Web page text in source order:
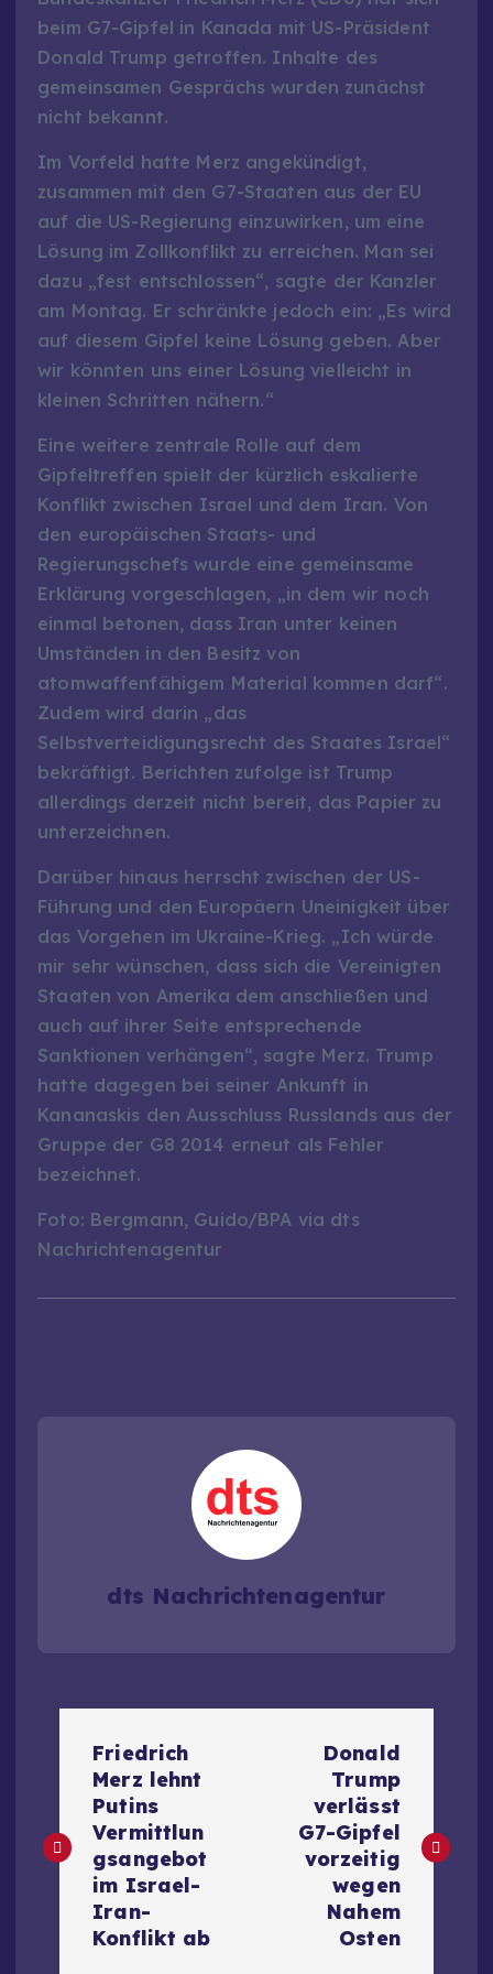
beim G7-Gipfel in Kanada mit US-Präsident
Donald Trump getroffen. Inhalte des
gemeinsamen Gesprächs wurden zunächst
nicht bekannt.
Im Vorfeld hatte Merz angekündigt,
zusammen mit den G7-Staaten aus der EU
auf die US-Regierung einzuwirken, um eine
Lösung im Zollkonflikt zu erreichen. Man sei
dazu „fest entschlossen“, sagte der Kanzler
am Montag. Er schränkte jedoch ein: „Es wird
auf diesem Gipfel keine Lösung geben. Aber
wir könnten uns einer Lösung vielleicht in
kleinen Schritten nähern.“
Eine weitere zentrale Rolle auf dem
Gipfeltreffen spielt der kürzlich eskalierte
Konflikt zwischen Israel und dem Iran. Von
den europäischen Staats- und
Regierungschefs wurde eine gemeinsame
Erklärung vorgeschlagen, „in dem wir noch
einmal betonen, dass Iran unter keinen
Umständen in den Besitz von
atomwaffenfähigem Material kommen darf“.
Zudem wird darin „das
Selbstverteidigungsrecht des Staates Israel“
bekräftigt. Berichten zufolge ist Trump
allerdings derzeit nicht bereit, das Papier zu
unterzeichnen.
Darüber hinaus herrscht zwischen der US-
Führung und den Europäern Uneinigkeit über
das Vorgehen im Ukraine-Krieg. „Ich würde
mir sehr wünschen, dass sich die Vereinigten
Staaten von Amerika dem anschließen und
auch auf ihrer Seite entsprechende
Sanktionen verhängen“, sagte Merz. Trump
hatte dagegen bei seiner Ankunft in
Kananaskis den Ausschluss Russlands aus der
Gruppe der G8 2014 erneut als Fehler
bezeichnet.
Foto: Bergmann, Guido/BPA via dts
Nachrichtenagentur
dts Nachrichtenagentur
i
Friedrich
Merz lehnt
Putins
Vermittlun
gsangebot
im Israel-
Iran-
Konflikt ab
Donald
Trump
verlässt
G7-Gipfel
vorzeitig
wegen
Nahem
Osten